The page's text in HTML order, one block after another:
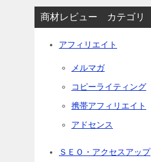
商材レビュー カテゴリ
アフィリエイト
メルマガ
コピーライティング
携帯アフィリエイト
アドセンス
ＳＥＯ・アクセスアップ